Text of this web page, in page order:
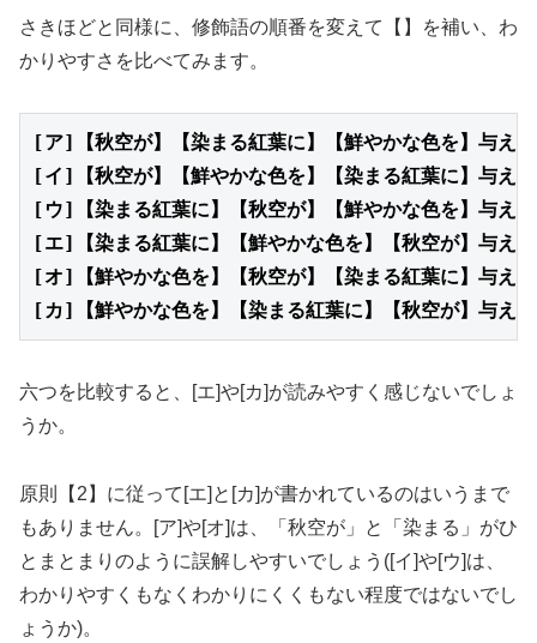
さきほどと同様に、修飾語の順番を変えて【】を補い、わ
かりやすさを比べてみます。
[ア]【秋空が】【染まる紅葉に】【鮮やかな色を】与え
[イ]【秋空が】【鮮やかな色を】【染まる紅葉に】与え
[ウ]【染まる紅葉に】【秋空が】【鮮やかな色を】与え
[エ]【染まる紅葉に】【鮮やかな色を】【秋空が】与え
[オ]【鮮やかな色を】【秋空が】【染まる紅葉に】与え
[カ]【鮮やかな色を】【染まる紅葉に】【秋空が】与え
六つを比較すると、[エ]や[カ]が読みやすく感じないでしょ
うか。
原則【2】に従って[エ]と[カ]が書かれているのはいうまで
もありません。[ア]や[オ]は、「秋空が」と「染まる」がひ
とまとまりのように誤解しやすいでしょう([イ]や[ウ]は、
わかりやすくもなくわかりにくくもない程度ではないでし
ょうか)。